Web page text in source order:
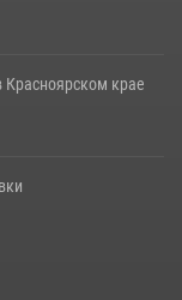
Красноярском крае